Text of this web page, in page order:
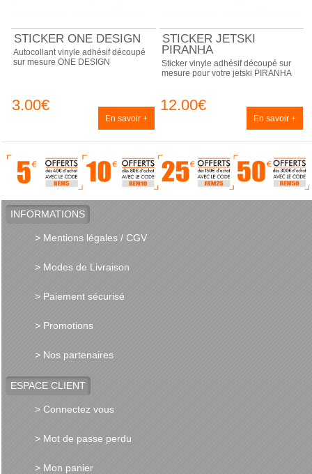
STICKER ONE DESIGN
Autocollant vinyle adhésif découpé
sur mesure ONE DESIGN
3.00€
En savoir +
STICKER JETSKI
PIRANHA
Sticker vinyle adhésif découpé sur
mesure pour votre jetski PIRANHA
12.00€
En savoir +
INFORMATIONS
> Mentions légales / CGV
> Modes de Livraison
> Paiement sécurisé
> Promotions
> Nos partenaires
ESPACE CLIENT
> Connectez vous
> Mot de passe perdu
> Mon panier